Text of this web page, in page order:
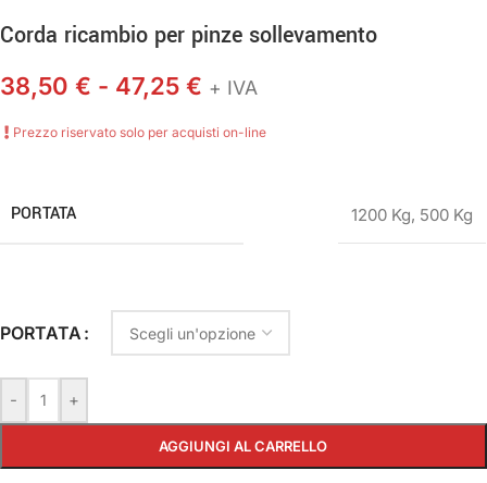
Corda ricambio per pinze sollevamento
38,50 € - 47,25 € + IVA
Prezzo riservato solo per acquisti on-line
PORTATA 1200 Kg, 500 Kg
PORTATA
- +
AGGIUNGI AL CARRELLO